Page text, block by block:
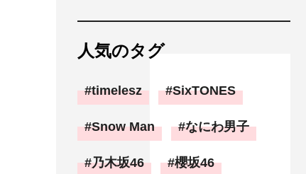
人気のタグ
timelesz SixTONES
Snow Man なにわ男子
乃木坂46 櫻坂46